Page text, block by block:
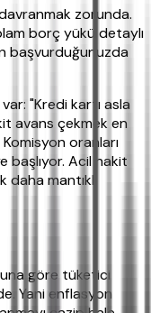
davranmak zorunda.
borç yükü detaylı
başvurduğunuzda
var: "Kredi kartı asla
avans çekmek en
oranları
başlıyor. Acil nakit
daha mantıklı
göre tüketici
Yani enflasyon